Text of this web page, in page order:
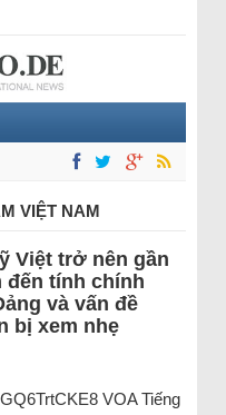
VIỆT NAM
Việt trở nên gần
đến tính chính
và vấn đề
bị xem nhẹ
VOA Tiếng